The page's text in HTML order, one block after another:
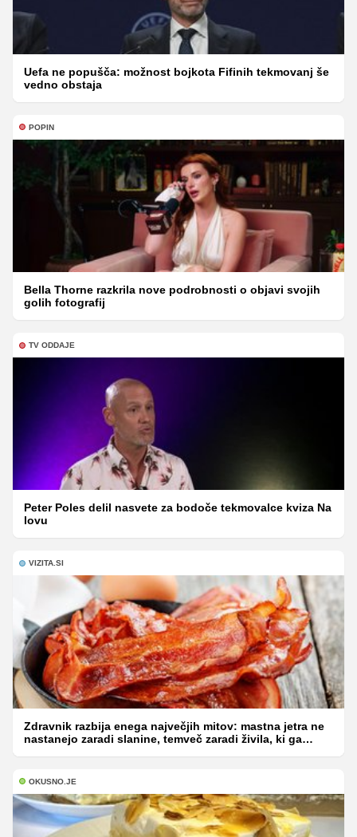
Uefa ne popušča: možnost bojkota Fifinih tekmovanj še
vedno obstaja
POPIN
Bella Thorne razkrila nove podrobnosti o objavi svojih
golih fotografij
TV ODDAJE
Peter Poles delil nasvete za bodoče tekmovalce kviza Na
lovu
VIZITA.SI
Zdravnik razbija enega največjih mitov: mastna jetra ne
nastanejo zaradi slanine, temveč zaradi živila, ki ga
OKUSNO.JE